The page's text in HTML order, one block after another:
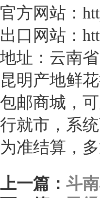
官方网站：
出口网站：
地址：云南
昆明产地鲜
包邮商城，
行就市，系
为准结算，
上一篇： 斗